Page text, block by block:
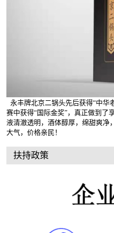
永丰牌北京二锅头先后获得“中华
赛中获得“国际金奖”，真正做到了
液清澈透明，酒体醇厚，绵甜爽净
大气，价格亲民！
扶持政策